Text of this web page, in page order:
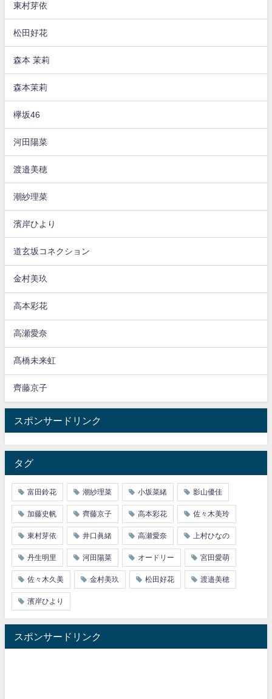
東村芽依
松田好花
森本 茉莉
森本茉莉
欅坂46
河田陽菜
渡邉美穂
潮紗理菜
濱岸ひより
道玄坂コネクション
金村美玖
高本彩花
高瀬愛奈
髙橋未来虹
齊藤京子
スポンサードリンク
タグ
富田鈴花 潮紗理菜 小坂菜緒 影山優佳
加藤史帆 齊藤京子 高本彩花 佐々木美玲
東村芽依 井口眞緒 高瀬愛奈 上村ひなの
丹生明里 河田陽菜 オードリー 宮田愛萌
佐々木久美 金村美玖 松田好花 渡邉美穂
濱岸ひより
スポンサードリンク